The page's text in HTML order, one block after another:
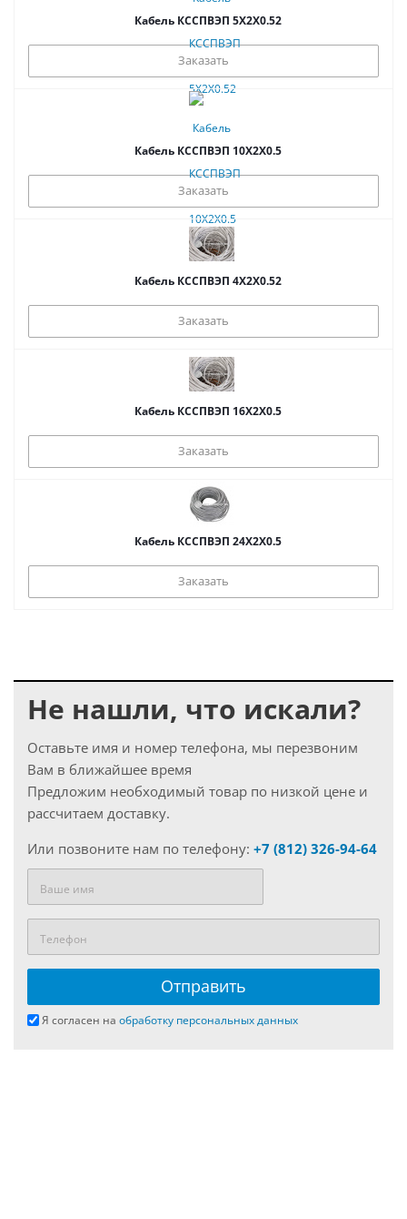
Кабель КССПВЭП 5Х2Х0.52
Заказать
Кабель КССПВЭП 10Х2Х0.5
Заказать
Кабель КССПВЭП 4Х2Х0.52
Заказать
Кабель КССПВЭП 16Х2Х0.5
Заказать
Кабель КССПВЭП 24Х2Х0.5
Заказать
Не нашли, что искали?
Оставьте имя и номер телефона, мы перезвоним
Вам в ближайшее время
Предложим необходимый товар по низкой цене и
рассчитаем доставку.
Или позвоните нам по телефону: +7 (812) 326-94-64
Я согласен на обработку персональных данных